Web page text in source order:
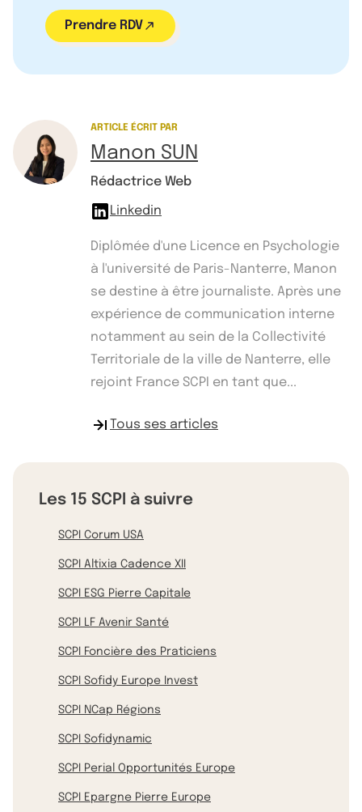
Prendre RDV
ARTICLE ÉCRIT PAR
Manon SUN
Rédactrice Web
Linkedin
Diplômée d'une Licence en Psychologie
à l'université de Paris-Nanterre, Manon
se destine à être journaliste. Après une
expérience de communication interne
notamment au sein de la Collectivité
Territoriale de la ville de Nanterre, elle
rejoint France SCPI en tant que...
Tous ses articles
Les 15 SCPI à suivre
SCPI Corum USA
SCPI Altixia Cadence XII
SCPI ESG Pierre Capitale
SCPI LF Avenir Santé
SCPI Foncière des Praticiens
SCPI Sofidy Europe Invest
SCPI NCap Régions
SCPI Sofidynamic
SCPI Perial Opportunités Europe
SCPI Epargne Pierre Europe